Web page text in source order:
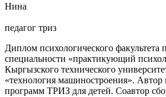
Нина
педагог триз
Диплом психологического
специальности «практикующий
Кыргызского технического
«технология машиностроения».
программ ТРИЗ для детей. Соавтор